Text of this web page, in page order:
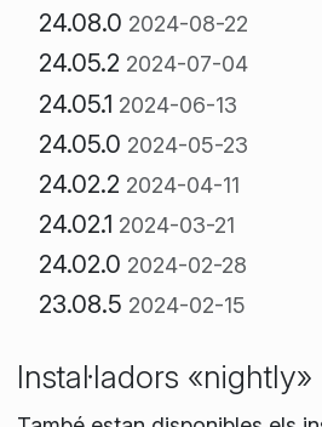
24.08.0 2024-08-22
24.05.2 2024-07-04
24.05.1 2024-06-13
24.05.0 2024-05-23
24.02.2 2024-04-11
24.02.1 2024-03-21
24.02.0 2024-02-28
23.08.5 2024-02-15
Instal·ladors «nightly»